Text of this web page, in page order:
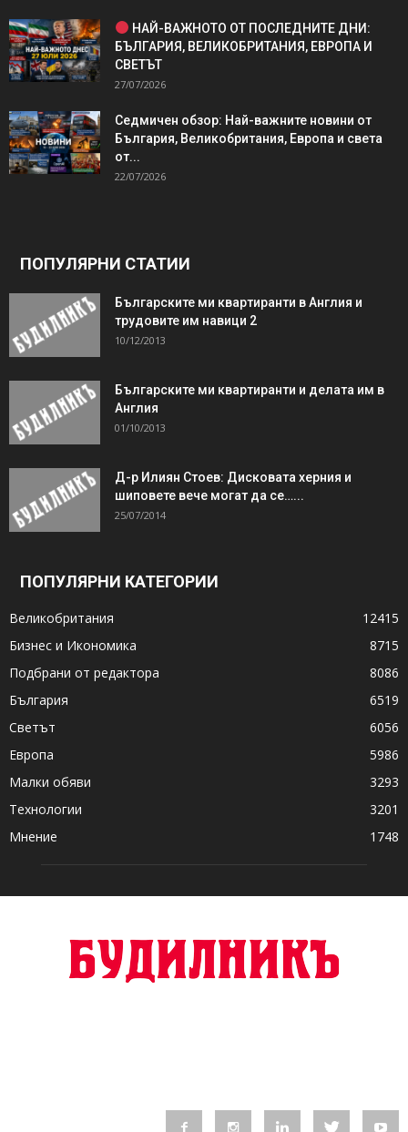
НАЙ-ВАЖНОТО ОТ ПОСЛЕДНИТЕ ДНИ:
БЪЛГАРИЯ, ВЕЛИКОБРИТАНИЯ, ЕВРОПА И
СВЕТЪТ
27/07/2026
Седмичен обзор: Най-важните новини от
България, Великобритания, Европа и света
от...
22/07/2026
ПОПУЛЯРНИ СТАТИИ
Българските ми квартиранти в Англия и
трудовите им навици 2
10/12/2013
Българските ми квартиранти и делата им в
Англия
01/10/2013
Д-р Илиян Стоев: Дисковата херния и
шиповете вече могат да се…...
25/07/2014
ПОПУЛЯРНИ КАТЕГОРИИ
Великобритания
12415
Бизнес и Икономика
8715
Подбрани от редактора
8086
България
6519
Светът
6056
Европа
5986
Малки обяви
3293
Технологии
3201
Мнение
1748